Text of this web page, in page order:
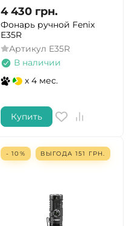
4 430 грн.
Фонарь ручной Fenix
E35R
Артикул E35R
В наличии
x 4 мес.
Купить
- 10% ВЫГОДА 151 ГРН.